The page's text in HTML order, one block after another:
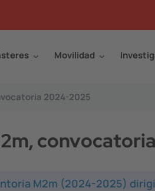
Movilidad
2024-2025
M2m (2024-2025)